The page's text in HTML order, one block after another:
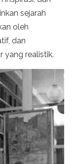
sejarah
oleh
dan
yang realistik.